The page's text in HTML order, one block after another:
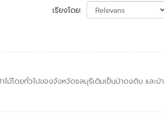
เรียงโดย
โดยทั่วไปของจังหวัดชลบุรีเดิมเป็นป่าดงดิบ และป่า